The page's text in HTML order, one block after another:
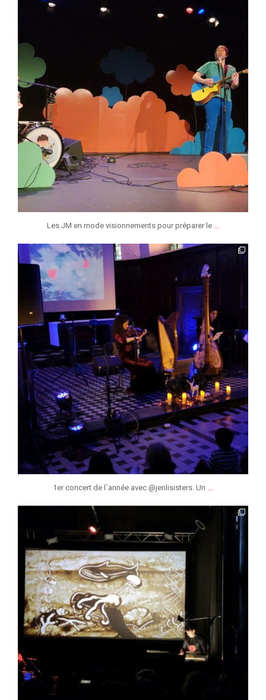
Les JM en mode visionnements pour préparer le ...
jmmonsborinage
Jan 15
1er concert de l`année avec @jenlisisters. Un ...